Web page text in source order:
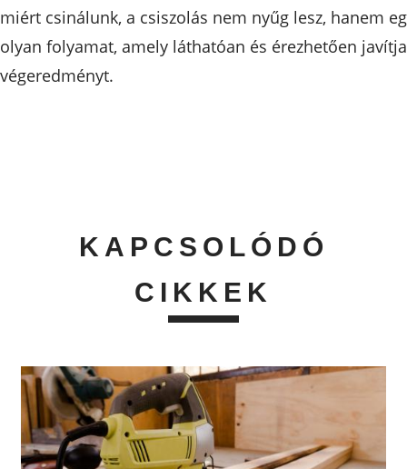
miért csinálunk, a csiszolás nem nyűg lesz, hanem
olyan folyamat, amely láthatóan és érezhetően
végeredményt.
KAPCSOLÓDÓ
CIKKEK